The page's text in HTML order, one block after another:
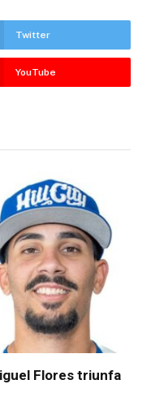
Twitter
YouTube
Flores triunfa